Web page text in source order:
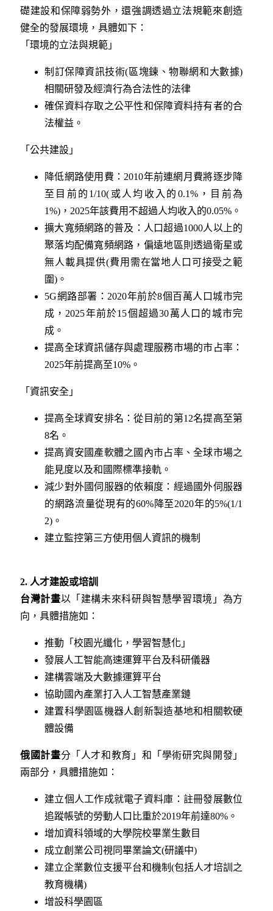
礎建設和保障弱勢外，還強調透過立法規範來創造
健全的發展環境，具體如下：
「環境的立法與規範」
制訂保障資訊技術(區塊鍊、物聯網和大數據)
相關研發及經濟行為合法性的法律
確保資料存取之公平性和保障資料持有者的合
法權益。
「公共建設」
降低網路使用費：2010年前連網月費將逐步降
至目前的1/10(或人均收入的0.1%，目前為
1%)，2025年該費用不超過人均收入的0.05%。
擴大寬頻網路的普及：人口超過1000人以上的
聚落均配備寬頻網路，偏遠地區則透過衛星或
無人載具提供(費用需在當地人口可接受之範
圍)。
5G網路部署：2020年前於8個百萬人口城市完
成，2025年前於15個超過30萬人口的城市完
成。
提高全球資訊儲存與處理服務市場的市占率：
2025年前提高至10%。
「資訊安全」
提高全球資安排名：從目前的第12名提高至第
8名。
提高資安國產軟體之國內市占率、全球市場之
能見度以及和國際標準接軌。
減少對外國伺服器的依賴度：經過國外伺服器
的網路流量從現有的60%降至2020年的5%(1/1
2)。
建立監控第三方使用個人資訊的機制
2. 人才建設或培訓
台灣計畫以「建構未來科研與智慧學習環境」為方
向，具體措施如：
推動「校園光纖化，學習智慧化」
發展人工智能高速運算平台及科研儀器
建構雲端及大數據運算平台
協助國內產業打入人工智慧產業鏈
建置科學園區機器人創新製造基地和相關軟硬
體設備
俄國計畫分「人才和教育」和「學術研究與開發」
兩部分，具體措施如：
建立個人工作成就電子資料庫：註冊發展數位
追蹤帳號的勞動人口比重於2019年前達80%。
增加資科領域的大學院校畢業生數目
成立創業公司視同畢業論文(研議中)
建立企業數位支援平台和機制(包括人才培訓之
教育機構)
增設科學園區